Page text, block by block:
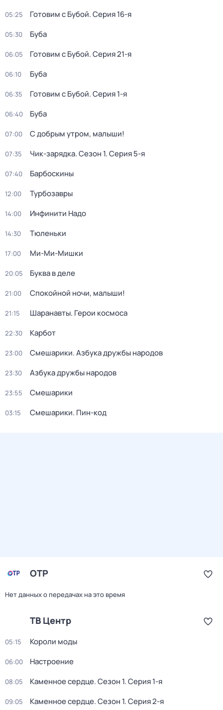
05:25 Готовим с Бубой. Серия 16-я
05:30 Буба
06:05 Готовим с Бубой. Серия 21-я
06:10 Буба
06:35 Готовим с Бубой. Серия 1-я
06:40 Буба
07:00 С добрым утром, малыши!
07:35 Чик-зарядка. Сезон 1. Серия 5-я
07:40 Барбоскины
12:00 Турбозавры
14:00 Инфинити Надо
14:30 Тюленьки
17:00 Ми-Ми-Мишки
20:05 Буква в деле
21:00 Спокойной ночи, малыши!
21:15 Шаранавты. Герои космоса
22:30 Карбот
23:00 Смешарики. Азбука дружбы народов
23:30 Азбука дружбы народов
23:55 Смешарики
03:15 Смешарики. Пин-код
ОТР
Нет данных о передачах на это время
ТВ Центр
05:15 Короли моды
06:00 Настроение
08:05 Каменное сердце. Сезон 1. Серия 1-я
09:05 Каменное сердце. Сезон 1. Серия 2-я